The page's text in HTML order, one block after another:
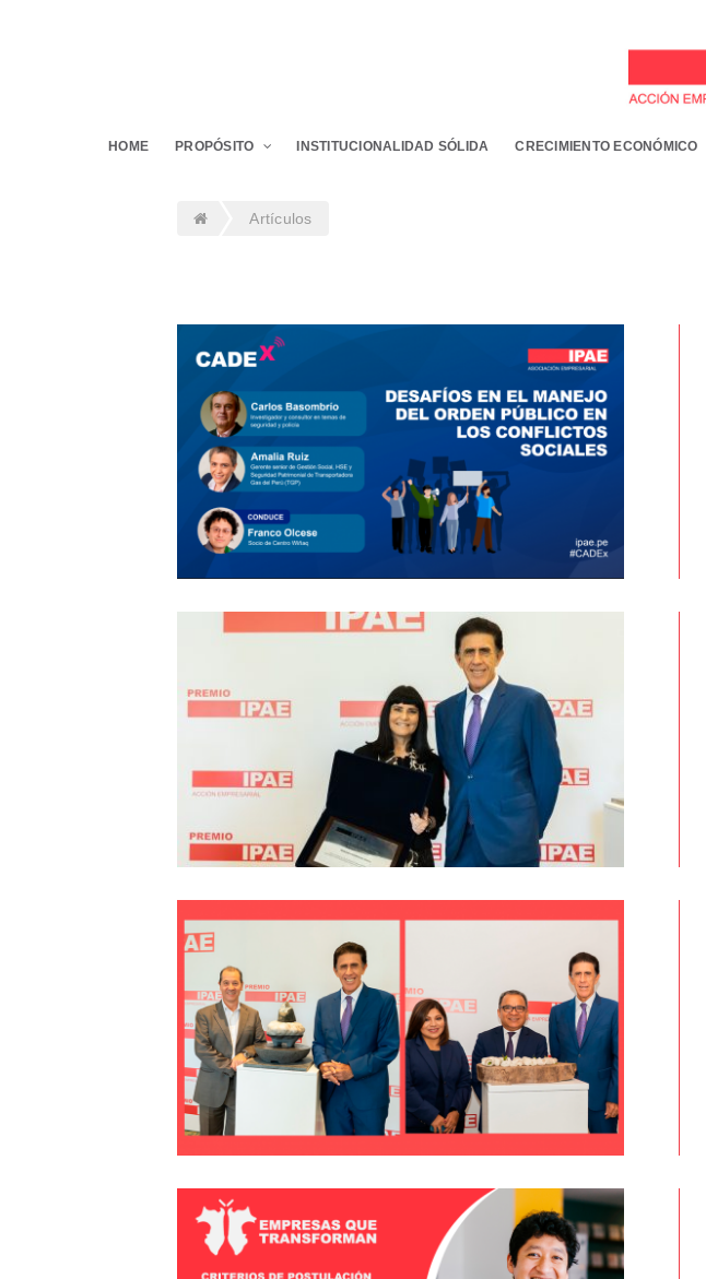
HOME PROPÓSITO INSTITUCIONALIDAD SÓLIDA CRECIMIENTO ECONÓMICO
Artículos